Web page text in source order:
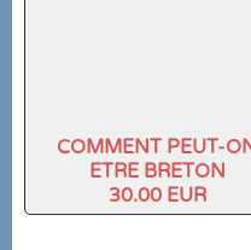
COMMENT PEUT-
ETRE BRETON
30.00 EUR